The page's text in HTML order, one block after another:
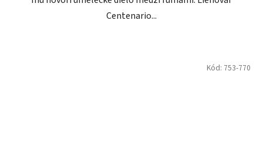
Centenario...
Kód: 753-770